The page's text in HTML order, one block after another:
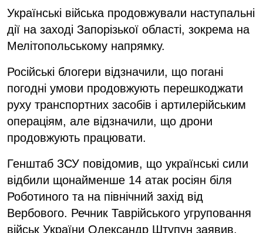
Українські війська продовжували наступальні
дії на заході Запорізької області, зокрема на
Мелітопольському напрямку.
Російські блогери відзначили, що погані
погодні умови продовжують перешкоджати
руху транспортних засобів і артилерійським
операціям, але відзначили, що дрони
продовжують працювати.
Генштаб ЗСУ повідомив, що українські сили
відбили щонайменше 14 атак росіян біля
Роботиного та на північний захід від
Вербового. Речник Таврійського угруповання
військ України Олександр Штупун заявив,